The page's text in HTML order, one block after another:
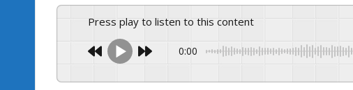
M
Press play to listen to this content
0:00